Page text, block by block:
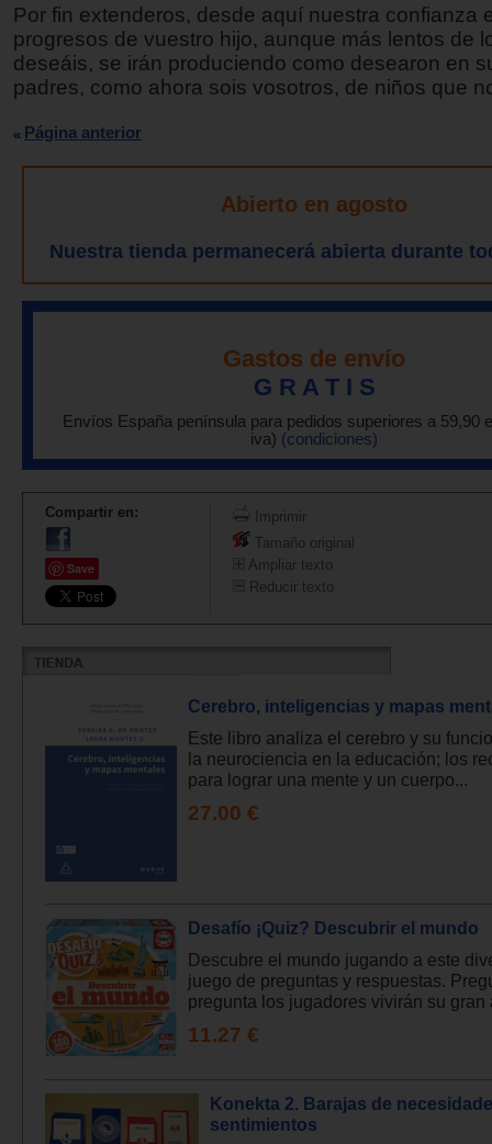
Por fin extenderos, desde aquí nuestra confianza
progresos de vuestro hijo, aunque más lentos de
deseáis, se irán produciendo como desearon en
padres, como ahora sois vosotros, de niños que
Página anterior
Abierto en agosto
Nuestra tienda permanecerá abierta durante
Gastos de envío
G R A T I S
Envíos España península para pedidos superiores a 59,90
iva) (condiciones)
Compartir en:
Save
Imprimir
Tamaño original
Ampliar texto
Reducir texto
Cerebro, inteligencias y mapas
Este libro analiza el cerebro y su
la neurociencia en la educación; los
para lograr una mente y un cuerpo...
27.00 €
Desafío ¡Quiz? Descubrir el mundo
Descubre el mundo jugando a este
juego de preguntas y respuestas.
pregunta los jugadores vivirán su gran
11.27 €
Konekta 2. Barajas de
sentimientos